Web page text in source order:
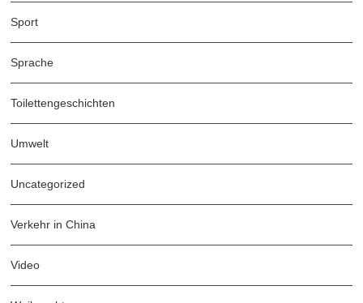
Sport
Sprache
Toilettengeschichten
Umwelt
Uncategorized
Verkehr in China
Video